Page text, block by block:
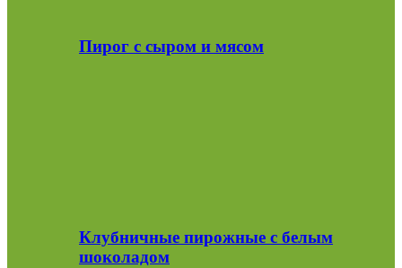
Пирог с сыром и мясом
Клубничные пирожные с белым
шоколадом